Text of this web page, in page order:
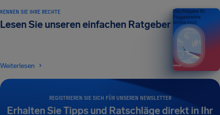
REGISTRIEREN SIE SICH FÜR UNSEREN NEWSLETTER
Erhalten Sie Tipps und Ratschläge direkt in Ihr
KENNEN SIE IHRE RECHTE
Lesen Sie unseren einfachen Ratgeber
Weiterlesen
Dein Ratgeber für
Fluggastrechte
EDITION 2026